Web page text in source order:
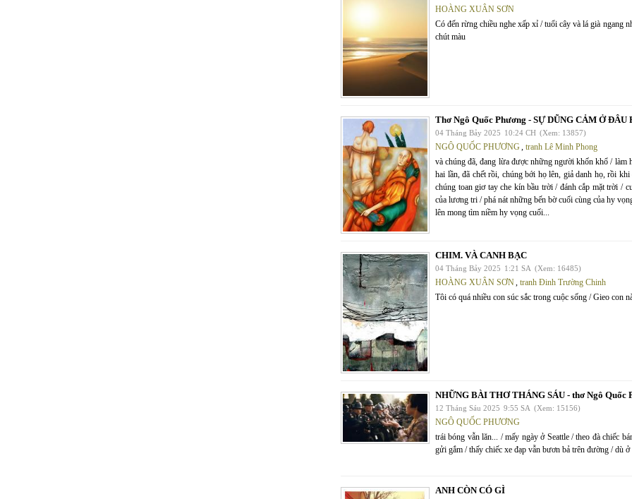
HOÀNG XUÂN SƠN
Có đến rừng chiều nghe xấp xỉ / tuổi cây và lá già ngang
chút màu
Thơ Ngô Quốc Phương - SỰ DŨNG CẢM Ở ĐÂU
04 Tháng Bảy 2025 10:24 CH (Xem: 13857)
NGÔ QUỐC PHƯƠNG, tranh Lê Minh Phong
và chúng đã, đang lừa được những người khốn khổ /
hai lần, đã chết rồi, chúng bới họ lên, giả danh họ, rồi
chúng toan giơ tay che kín bầu trời / đánh cắp mặt trời /
của lương tri / phá nát những bến bờ cuối cùng của hy
lên mong tìm niềm hy vọng cuối...
CHIM. VÀ CANH BẠC
04 Tháng Bảy 2025 1:21 SA (Xem: 16485)
HOÀNG XUÂN SƠN, tranh Đinh Trường Chinh
Tôi có quá nhiều con súc sắc trong cuộc sống / Gieo con
NHỮNG BÀI THƠ THÁNG SÁU - thơ Ngô Quốc
12 Tháng Sáu 2025 9:55 SA (Xem: 15156)
NGÔ QUỐC PHƯƠNG
trái bóng vẫn lăn... / mấy ngày ở Seattle / theo đà chiếc
gửi gắm / thấy chiếc xe đạp vẫn bươn bả trên đường / dù
ANH CÒN CÓ GÌ